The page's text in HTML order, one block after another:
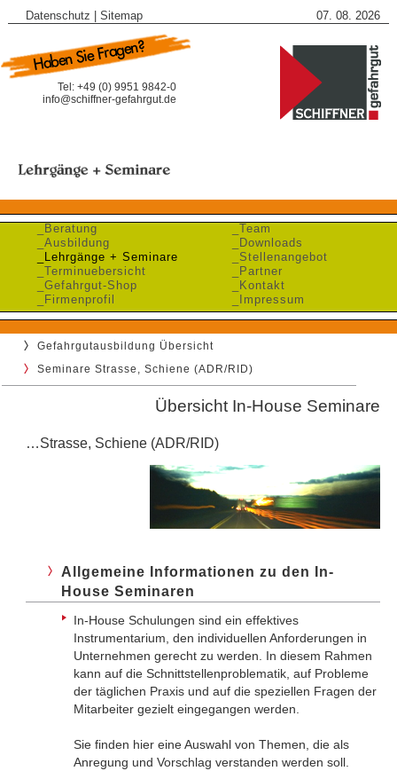
07. 08. 2026
Datenschutz Sitemap
Tel: +49 (0) 9951 9842-0
info@schiffner-gefahrgut.de
_Beratung
_Ausbildung
_Lehrgänge + Seminare
_Terminuebersicht
_Gefahrgut-Shop
_Firmenprofil
_Team
_Downloads
_Stellenangebot
_Partner
_Kontakt
_Impressum
Gefahrgutausbildung Übersicht
Seminare Strasse, Schiene (ADR/RID)
Übersicht In-House Seminare
…Strasse, Schiene (ADR/RID)
Allgemeine Informationen zu den In-
House Seminaren
In-House Schulungen sind ein effektives
Instrumentarium, den indi­viduellen Anforderungen in
Unternehmen gerecht zu werden. In diesem Rahmen
kann auf die Schnittstellenproblematik, auf Probleme
der täglichen Praxis und auf die speziellen Fragen der
Mitarbeiter gezielt eingegangen werden.
Sie finden hier eine Auswahl von Themen, die als
Anregung und Vorschlag verstanden werden soll.